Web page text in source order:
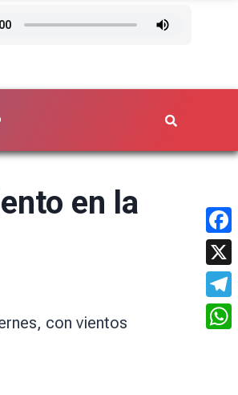
en la
con vientos
X